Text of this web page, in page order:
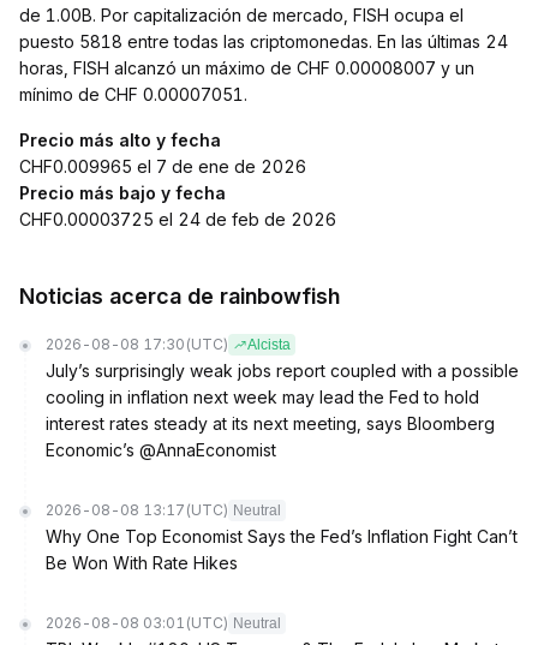
de 1.00B. Por capitalización de mercado, FISH ocupa el
puesto 5818 entre todas las criptomonedas. En las últimas 24
horas, FISH alcanzó un máximo de CHF 0.00008007 y un
mínimo de CHF 0.00007051.
Precio más alto y fecha
CHF0.009965 el 7 de ene de 2026
Precio más bajo y fecha
CHF0.00003725 el 24 de feb de 2026
Noticias acerca de rainbowfish
2026-08-08 17:30 (UTC) Alcista
July’s surprisingly weak jobs report coupled with a possible
cooling in inflation next week may lead the Fed to hold
interest rates steady at its next meeting, says Bloomberg
Economic’s @AnnaEconomist
2026-08-08 13:17 (UTC) Neutral
Why One Top Economist Says the Fed’s Inflation Fight Can’t
Be Won With Rate Hikes
2026-08-08 03:01 (UTC) Neutral